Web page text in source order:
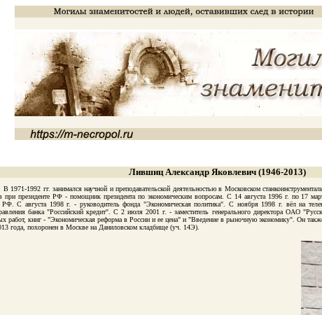
Лившиц Александр Яковлевич (1946-2013)
1992 гг. занимался научной и преподавательской деятельностью в Московском
при президенте РФ - помощник президента по экономическим вопросам. С 14 августа 1996 г. по 17
РФ. С августа 1998 г. - руководитель фонда "Экономическая политика". С ноября 1998 г. вёл на
банка "Российский кредит". С 2 июля 2001 г. - заместитель генерального директора ОАО
работ, книг - "Экономическая реформа в России и ее цена" и "Введение в рыночную экономику". Он
похоронен в Москве на Даниловском кладбище (уч. 14Э).